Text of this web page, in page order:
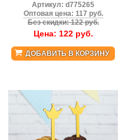
Артикул:d775265
Оптовая цена: 117 руб.
Без скидки: 122 руб.
Цена: 122руб.
ДОБАВИТЬ В КОРЗИНУ